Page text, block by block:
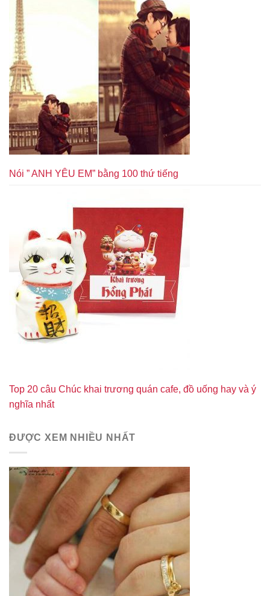
Nói ” ANH YÊU EM” bằng 100 thứ tiếng
Top 20 câu Chúc khai trương quán cafe, đồ uống hay và ý
nghĩa nhất
ĐƯỢC XEM NHIỀU NHẤT